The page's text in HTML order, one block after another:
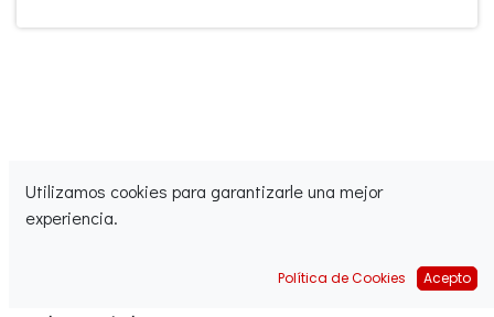
Croissant nevado
Utilizamos cookies para garantizarle una mejor
experiencia.
Política de Cookies Acepto